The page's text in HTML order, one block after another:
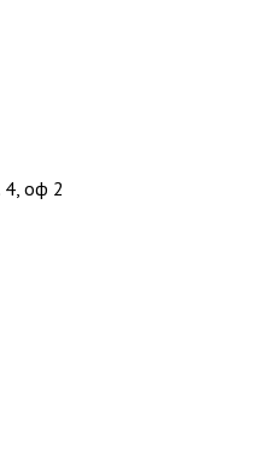
4, оф 2